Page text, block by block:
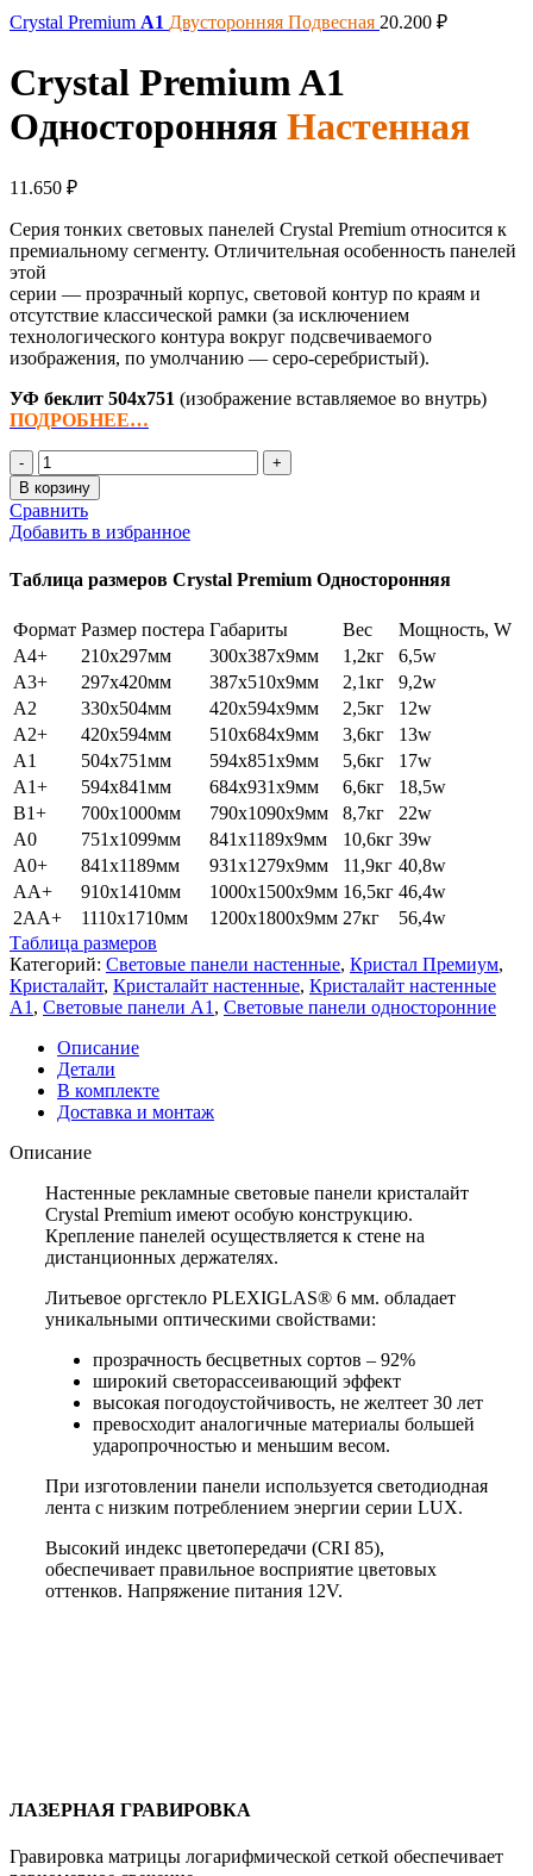
Crystal Premium A1 Двусторонняя Подвесная 20.200 ₽
Crystal PremiumA1
Односторонняя Настенная
11.650 ₽
Серия тонких световых панелей Crystal Premium относится к
премиальному сегменту. Отличительная особенность панелей
этой
серии — прозрачный корпус, световой контур по краям и
отсутствие классической рамки (за исключением
технологического контура вокруг подсвечиваемого
изображения, по умолчанию — серо-серебристый).
УФ беклит 504х751 (изображение вставляемое во внутрь)
ПОДРОБНЕЕ…
Количество
товара
Crystal
Premium
A1
Настенная
В корзину
Сравнить
Добавить в избранное
Таблица размеров Crystal Premium Односторонняя
Формат Размер постера Габариты Вес
Мощность, W
А4+
210x297мм 300x387x9мм 1,2кг
6,5w
А3+
297х420мм 387х510х9мм 2,1кг
9,2w
А2
330х504мм 420х594х9мм 2,5кг
12w
А2+
420х594мм 510х684х9мм 3,6кг
13w
А1
504х751мм 594х851х9мм 5,6кг
17w
А1+
594х841мм 684х931х9мм 6,6кг
18,5w
B1+
700х1000мм 790х1090х9мм 8,7кг
22w
А0
751х1099мм 841х1189х9мм 10,6кг 39w
A0+
841х1189мм 931х1279х9мм 11,9кг 40,8w
AA+
910х1410мм 1000х1500х9мм 16,5кг 46,4w
2AA+
1110х1710мм 1200х1800х9мм 27кг
56,4w
Таблица размеров
Категорий: Cветовые панели настенные, Кристал Премиум,
Кристалайт, Кристалайт настенные, Кристалайт настенные
A1 , Световые панели А1 , Световые панели односторонние
Описание
Детали
В комплекте
Доставка и монтаж
Описание
Настенные рекламные световые панели кристалайт
Crystal Premium имеют особую конструкцию.
Крепление панелей осуществляется к стене на
дистанционных держателях.
Литьевое оргстекло PLEXIGLAS® 6 мм. обладает
уникальными оптическими свойствами:
прозрачность бесцветных сортов – 92%
широкий светорассеивающий эффект
высокая погодоустойчивость, не желтеет 30 лет
превосходит аналогичные материалы большей
ударопрочностью и меньшим весом.
При изготовлении панели используется светодиодная
лента с низким потреблением энергии серии LUX.
Высокий индекс цветопередачи (CRI 85),
обеспечивает правильное восприятие цветовых
оттенков. Напряжение питания 12V.
ЛАЗЕРНАЯ ГРАВИРОВКА
Гравировка матрицы логарифмической сеткой обеспечивает